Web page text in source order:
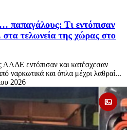
παπαγάλους: Τι εντόπισαν
τελωνεία της χώρας στο
ΑΑΔΕ εντόπισαν και κατέσχεσαν
ναρκωτικά και όπλα μέχρι λαθραί...
2026